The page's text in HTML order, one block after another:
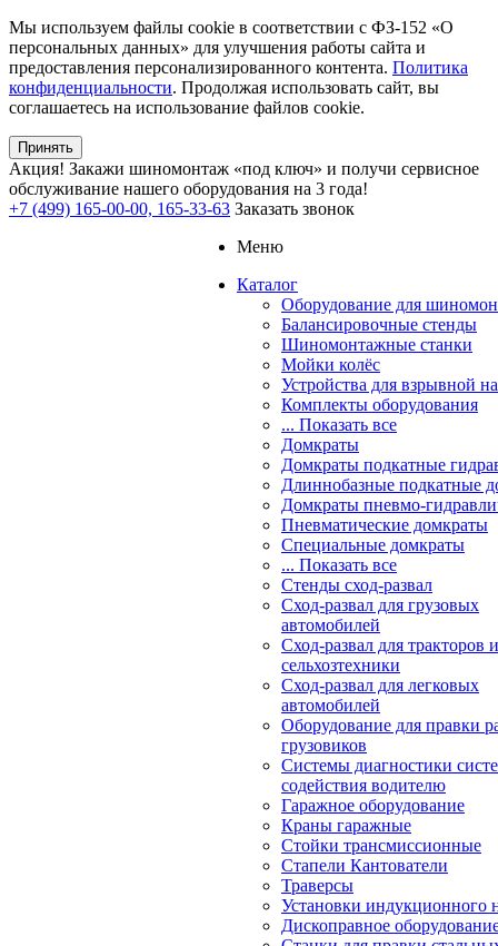
Мы используем файлы cookie в соответствии с ФЗ-152 «О
персональных данных» для улучшения работы сайта и
предоставления персонализированного контента. Политика
конфиденциальности. Продолжая использовать сайт, вы
соглашаетесь на использование файлов cookie.
Принять
Акция! Закажи шиномонтаж «под ключ» и получи сервисное
обслуживание нашего оборудования на 3 года!
+7 (499) 165-00-00, 165-33-63 Заказать звонок
Меню
Каталог
Оборудование для
Балансировочные стенды
Шиномонтажные станки
Мойки колёс
Устройства для взрывной
Комплекты оборудования
... Показать все
Домкраты
Домкраты подкатные
Длиннобазные подкатные
Домкраты пневмо-
Пневматические домкраты
Специальные домкраты
... Показать все
Стенды сход-развал
Сход-развал для грузовых
автомобилей
Сход-развал для тракторов и
сельхозтехники
Сход-развал для легковых
автомобилей
Оборудование для правки
грузовиков
Системы диагностики
содействия водителю
Гаражное оборудование
Краны гаражные
Стойки трансмиссионные
Стапели Кантователи
Траверсы
Установки индукционного
Дископравное